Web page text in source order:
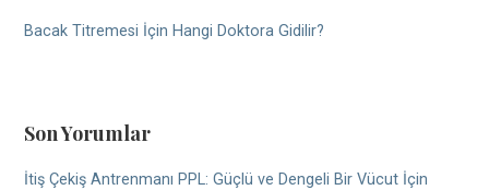
Bacak Titremesi İçin Hangi Doktora Gidilir?
Son Yorumlar
İtiş Çekiş Antrenmanı PPL: Güçlü ve Dengeli Bir Vücut İçin